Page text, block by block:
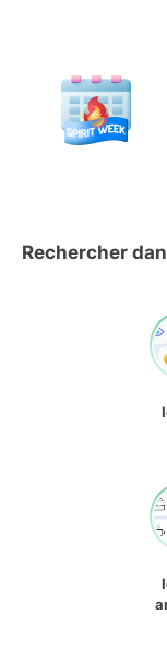
Rechercher